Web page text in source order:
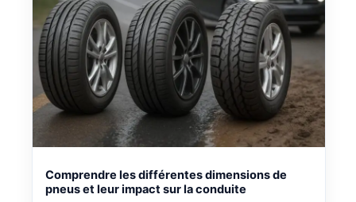
Comprendre les différentes dimensions de
pneus et leur impact sur la conduite